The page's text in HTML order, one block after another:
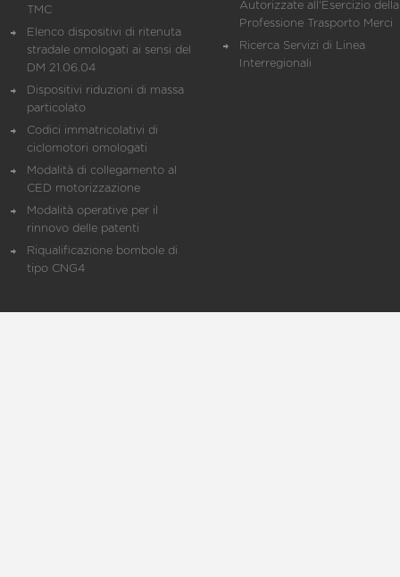
TMC
Elenco dispositivi di ritenuta
stradale omologati ai sensi del
DM 21.06.04
Dispositivi riduzioni di massa
particolato
Codici immatricolativi di
ciclomotori omologati
Modalità di collegamento al
CED motorizzazione
Modalità operative per il
rinnovo delle patenti
Riqualificazione bombole di
tipo CNG4
Autorizzate all'Esercizio della
Professione Trasporto Merci
Ricerca Servizi di Linea
Interregionali